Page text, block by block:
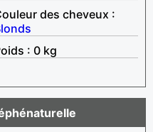
des cheveux :
: 0 kg